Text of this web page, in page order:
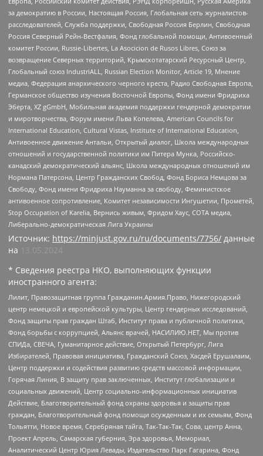
за демократию в России, Настоящая Россия, Глобальная сеть журналистов-
расследователей, Служба поддержки, Свободная Россия Берлин, Свободная
Россия Северный Рейн-Вестфалия, Фонд глобальной помощи, Антивоенный
комитет России, Russie-Libertes, La Asocicion de Rusos Libres, Союз за
возвращение Северных территорий, Крымскотатарский Ресурсный Центр,
Глобальный союз IndustriALL, Russian Election Monitor, Article 19, Мнение
медиа, Федерация анархического черного креста, Радио Свободная Европа,
Германское общество изучения Восточной Европы, Фонд имени Фридриха
Эберта, XZ gGmbH, Мобильная академия поддержки гендерной демократии
и миротворчества, Форум имени Льва Копелева, American Councils for
International Education, Cultural Vistas, Institute of International Education,
Антивоенное движение Антальи, Открытый диалог, Школа международных
отношений и государственной политики им Питера Мунка, Российско-
канадский демократический альянс, Школа международных отношений им
Нормана Патерсона, Центр Гражданских Свобод, Фонд Бориса Немцова за
Свободу, Фонд имени Фридриха Науманна за свободу, Феминистское
антивоенное сопротивление, Комитет независимости Ингушетии, Прометей,
Stop Occupation of Karelia, Вернись живым, Фридом Хаус, СОТА медиа,
Либерально-демократическая Лига Украины
Источник: https://minjust.gov.ru/ru/documents/7756/ данные
на
13.05.2024
* Сведения реестра НКО, выполняющих функции
иностранного агента:
Лилит, Правозащитная группа Гражданин.Армия.Право, Нижегородский
центр немецкой и европейской культуры, Центр гендерных исследований,
Фонд защиты прав граждан Штаб, Институт права и публичной политики,
Фонд борьбы с коррупцией, Альянс врачей, НАСИЛИЮ.НЕТ, Мы против
СПИДа, СВЕЧА, Гуманитарное действие, Открытый Петербург, Лига
Избирателей, Правовая инициатива, Гражданский Союз, Хасдей Ерушалаим,
Центр поддержки и содействия развитию средств массовой информации,
Горячая Линия, В защиту прав заключенных, Институт глобализации и
социальных движений, Центр социально-информационных инициатив
Действие, Благотворительный фонд охраны здоровья и защиты прав
граждан, Благотворительный фонд помощи осужденным и их семьям, Фонд
Тольятти, Новое время, Серебряная тайга, Так-Так-Так, Сова, центр Анна,
Проект Апрель, Самарская губерния, Эра здоровья, Мемориал,
Аналитический Центр Юрия Левады, Издательство Парк Гагарина, Фонд